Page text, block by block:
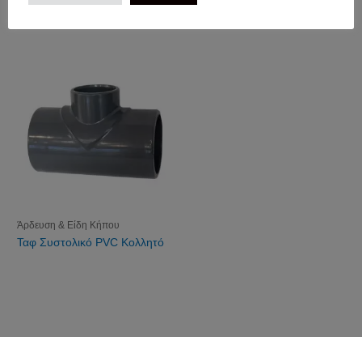
Νεροσώλ
Άρδευση & Είδη Κήπου
Ταφ Συστολικό PVC Κολλητό